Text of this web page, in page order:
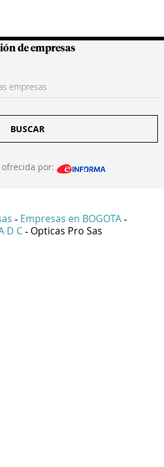
Colombianas
de empresas
BUSCAR
por:
- Empresas en BOGOTA -
D C - Opticas Pro Sas